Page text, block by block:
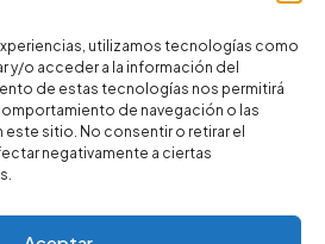
utilizamos tecnologías como
y/o acceder a la información del
de estas tecnologías nos permitirá
de navegación o las
sitio. No consentir o retirar el
negativamente a ciertas